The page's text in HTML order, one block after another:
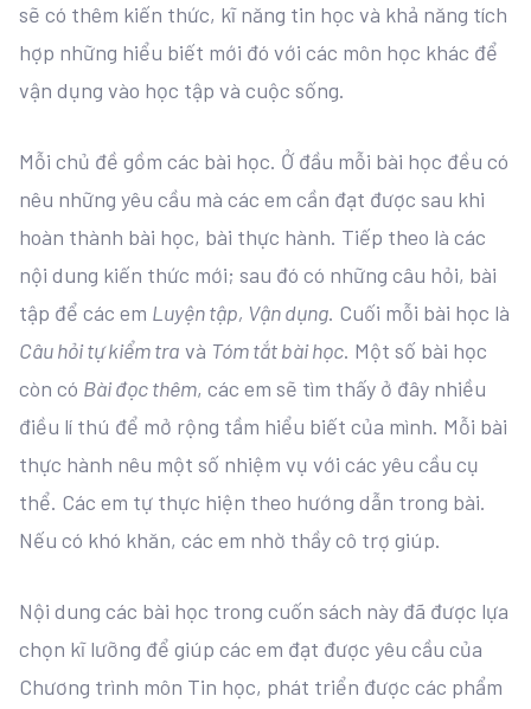
sẽ có thêm kiến thức, kĩ năng tin học và khả năng tích
hợp những hiểu biết mới đó với các môn học khác để
vận dụng vào học tập và cuộc sống.
Mỗi chủ đề gồm các bài học. Ở đầu mỗi bài học đều có
nêu những yêu cầu mà các em cần đạt được sau khi
hoàn thành bài học, bài thực hành. Tiếp theo là các
nội dung kiến thức mới; sau đó có những câu hỏi, bài
tập để các em Luyện tập, Vận dụng. Cuối mỗi bài học là
Câu hỏi tự kiểm tra và Tóm tắt bài học. Một số bài học
còn có Bài đọc thêm, các em sẽ tìm thấy ở đây nhiều
điều lí thú để mở rộng tầm hiểu biết của mình. Mỗi bài
thực hành nêu một số nhiệm vụ với các yêu cầu cụ
thể. Các em tự thực hiện theo hướng dẫn trong bài.
Nếu có khó khăn, các em nhờ thầy cô trợ giúp.
Nội dung các bài học trong cuốn sách này đã được lựa
chọn kĩ lưỡng để giúp các em đạt được yêu cầu của
Chương trình môn Tin học, phát triển được các phẩm